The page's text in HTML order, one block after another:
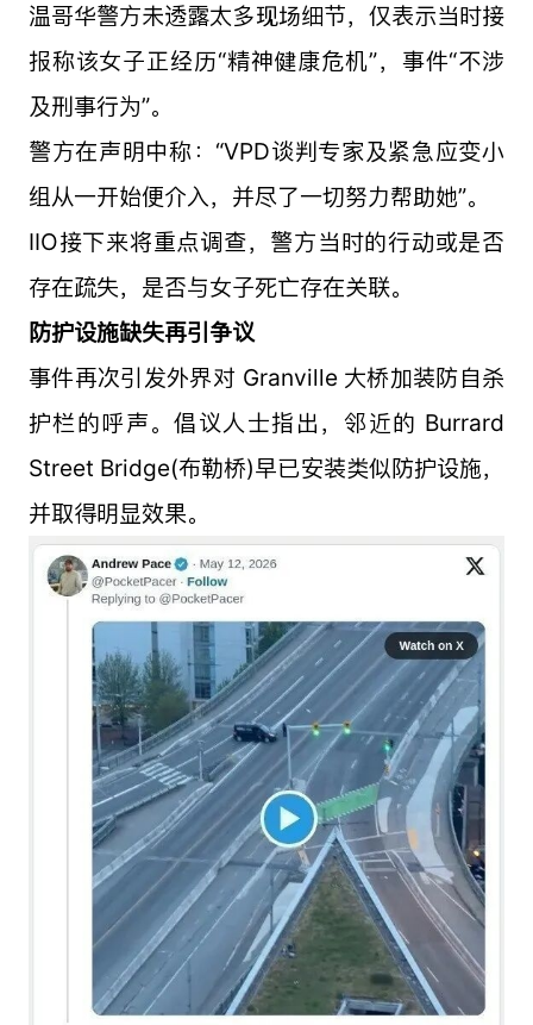
温哥华警方未透露太多现场细节，仅表示当时接
报称该女子正经历“精神健康危机”，事件“不涉
及刑事行为”。
警方在声明中称：“VPD谈判专家及紧急应变小
组从一开始便介入，并尽了一切努力帮助她”。
IIO接下来将重点调查，警方当时的行动或是否
存在疏失，是否与女子死亡存在关联。
防护设施缺失再引争议
事件再次引发外界对 Granville 大桥加装防自杀
护栏的呼声。倡议人士指出，邻近的 Burrard
Street Bridge(布勒桥)早已安装类似防护设施，
并取得明显效果。